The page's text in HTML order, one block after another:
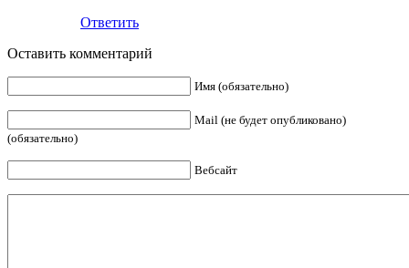
Ответить
Оставить комментарий
Имя (обязательно)
Mail (не будет опубликовано)
(обязательно)
Вебсайт